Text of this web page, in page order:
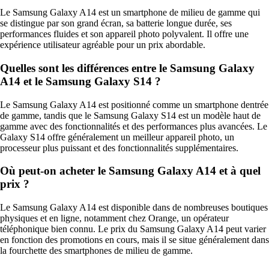
Le Samsung Galaxy A14 est un smartphone de milieu de gamme qui
se distingue par son grand écran, sa batterie longue durée, ses
performances fluides et son appareil photo polyvalent. Il offre une
expérience utilisateur agréable pour un prix abordable.
Quelles sont les différences entre le Samsung Galaxy
A14 et le Samsung Galaxy S14 ?
Le Samsung Galaxy A14 est positionné comme un smartphone dentrée
de gamme, tandis que le Samsung Galaxy S14 est un modèle haut de
gamme avec des fonctionnalités et des performances plus avancées. Le
Galaxy S14 offre généralement un meilleur appareil photo, un
processeur plus puissant et des fonctionnalités supplémentaires.
Où peut-on acheter le Samsung Galaxy A14 et à quel
prix ?
Le Samsung Galaxy A14 est disponible dans de nombreuses boutiques
physiques et en ligne, notamment chez Orange, un opérateur
téléphonique bien connu. Le prix du Samsung Galaxy A14 peut varier
en fonction des promotions en cours, mais il se situe généralement dans
la fourchette des smartphones de milieu de gamme.